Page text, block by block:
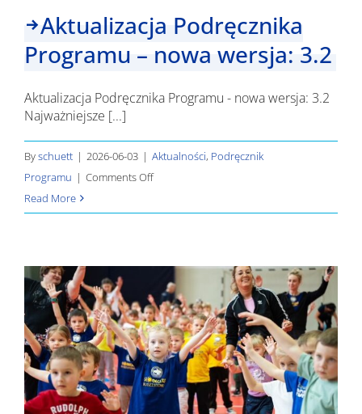
Aktualizacja Podręcznika
Programu – nowa wersja: 3.2
Aktualizacja Podręcznika Programu - nowa wersja: 3.2
Najważniejsze [...]
Byschuett | 2026-06-03 | Aktualności, Podręcznik
Programu | Comments Offon
Podręcznika
nowa
wersja:
3.2
Read More